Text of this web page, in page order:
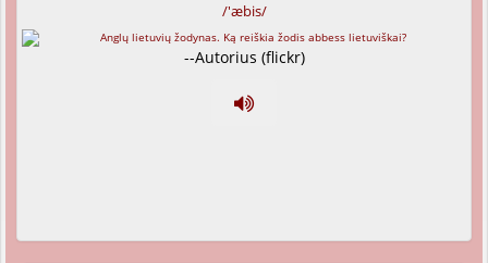
/'æbis/
--Autorius (flickr)